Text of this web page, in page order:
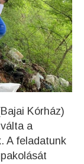
Kórház)
a
A feladatunk